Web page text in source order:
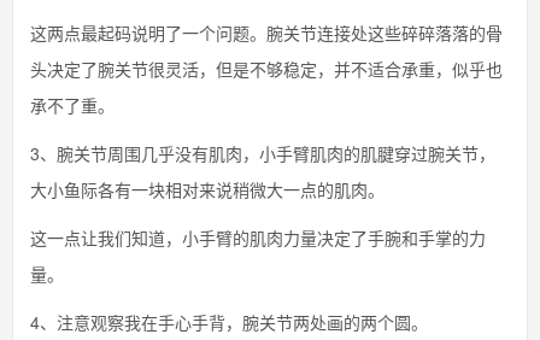
这两点最起码说明了一个问题。腕关节连接处这些碎碎落落的骨
头决定了腕关节很灵活，但是不够稳定，并不适合承重，似乎也
承不了重。
3、腕关节周围几乎没有肌肉，小手臂肌肉的肌腱穿过腕关节，
大小鱼际各有一块相对来说稍微大一点的肌肉。
这一点让我们知道，小手臂的肌肉力量决定了手腕和手掌的力
量。
4、注意观察我在手心手背，腕关节两处画的两个圆。